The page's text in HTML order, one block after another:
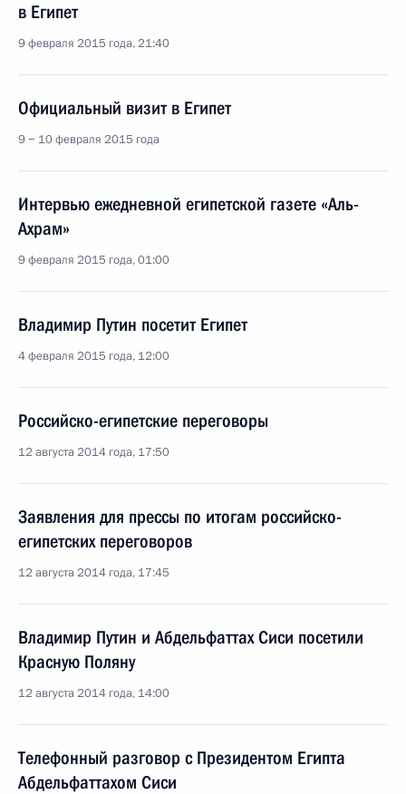
в Египет
9 февраля 2015 года, 21:40
Официальный визит в Египет
9 − 10 февраля 2015 года
Интервью ежедневной египетской газете «Аль-
Ахрам»
9 февраля 2015 года, 01:00
Владимир Путин посетит Египет
4 февраля 2015 года, 12:00
Российско-египетские переговоры
12 августа 2014 года, 17:50
Заявления для прессы по итогам российско-
египетских переговоров
12 августа 2014 года, 17:45
Владимир Путин и Абдельфаттах Сиси посетили
Красную Поляну
12 августа 2014 года, 14:00
Телефонный разговор с Президентом Египта
Абдельфаттахом Сиси